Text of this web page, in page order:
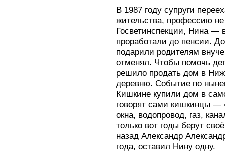
В 1987 году супруги
жительства, профессию
Госветинспекции, Нина —
проработали до пенсии.
подарили родителям
отменял. Чтобы помочь
решило продать дом в
деревню. Событие по
Кишкине купили дом в
говорят сами кишкинцы
окна, водопровод, газ,
только вот годы берут
назад Александр
года, оставил Нину одну.